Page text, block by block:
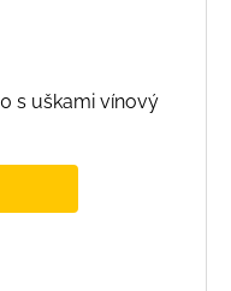
s uškami vínový